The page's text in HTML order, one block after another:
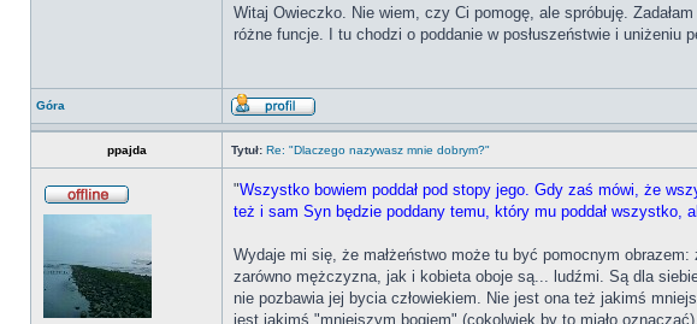
Witaj Owieczko. Nie wiem, czy Ci pomogę, ale spróbuję.
różne funcje. I tu chodzi o poddanie w posłuszeństwie i uniżeniu
Góra
ppajda Tytuł: Re: "Dlaczego nazywasz mnie dobrym?"
"Wszystko bowiem poddał pod stopy jego. Gdy zaś mówi, że
też i sam Syn będzie poddany temu, który mu poddał wszystko,
Wydaje mi się, że małżeństwo może tu być pomocnym
zarówno mężczyzna, jak i kobieta oboje są... ludźmi. Są dla
nie pozbawia jej bycia człowiekiem. Nie jest ona też jakimś
jest jakimś "mniejszym bogiem" (cokolwiek by to miało